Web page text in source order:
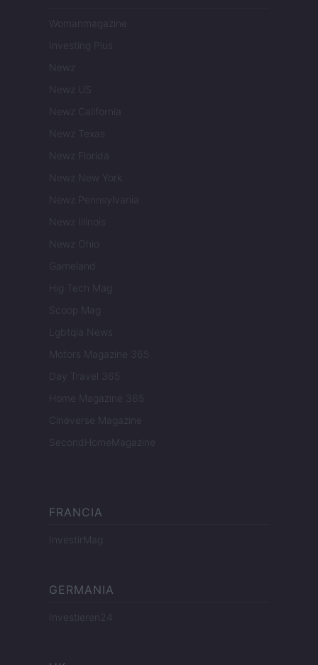
Womanmagazine
Investing Plus
Newz
Newz US
Newz California
Newz Texas
Newz Florida
Newz New York
Newz Pennsylvania
Newz Illinois
Newz Ohio
Gameland
Hig Tech Mag
Scoop Mag
Lgbtqia News
Motors Magazine 365
Day Travel 365
Home Magazine 365
Cineverse Magazine
SecondHomeMagazine
FRANCIA
InvestirMag
GERMANIA
Investieren24